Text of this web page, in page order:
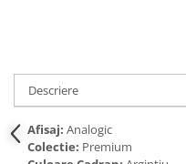
Descriere
Afisaj: Analogic
Colectie: Premium